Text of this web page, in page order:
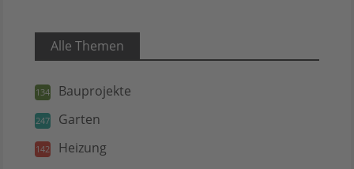
Alle Themen
134 Bauprojekte
247 Garten
142
Heizung